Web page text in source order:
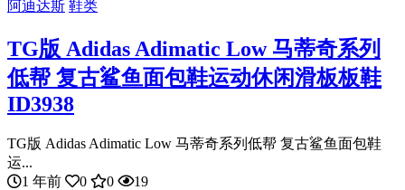
阿迪达斯 鞋类
TG版 Adidas Adimatic Low 马蒂奇系列
低帮 复古鲨鱼面包鞋运动休闲滑板板鞋
ID3938
TG版 Adidas Adimatic Low 马蒂奇系列低帮 复古鲨鱼面包鞋
运...
1 年前
0 0 19